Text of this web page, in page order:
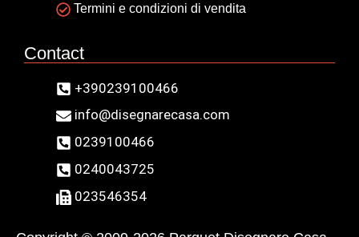
Termini e condizioni di vendita
Contact
+390239100466
info@disegnarecasa.com
0239100466
0240043725
023546354